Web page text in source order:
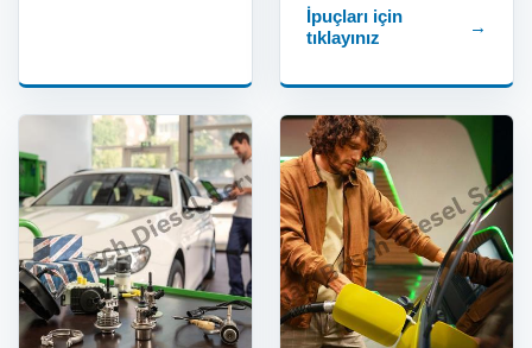
İpuçları için
tıklayınız
→